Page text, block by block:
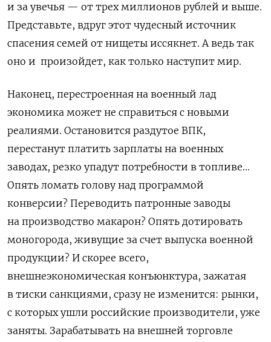
и за увечья — от трех миллионов рублей и выше.
Представьте, вдруг этот чудесный источник
спасения семей от нищеты иссякнет. А ведь так
оно и произойдет, как только наступит мир.
Наконец, перестроенная на военный лад
экономика может не справиться с новыми
реалиями. Остановится раздутое ВПК,
перестанут платить зарплаты на военных
заводах, резко упадут потребности в топливе…
Опять ломать голову над программой
конверсии? Переводить патронные заводы
на производство макарон? Опять дотировать
моногорода, живущие за счет выпуска военной
продукции? И скорее всего,
внешнеэкономическая конъюнктура, зажатая
в тиски санкциями, сразу не изменится: рынки,
с которых ушли российские производители, уже
заняты. Зарабатывать на внешней торговле